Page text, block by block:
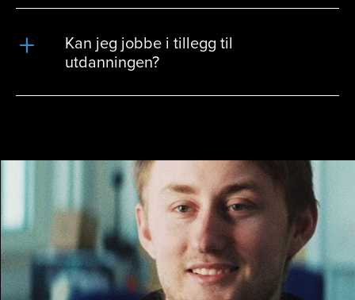
Kan jeg jobbe i tillegg til
utdanningen?